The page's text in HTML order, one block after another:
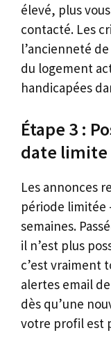
élevé, plus
contacté. Les
l’ancienneté
du logement
handicapées
Étape 3 :
date limite
Les annonces
période limitée
semaines.
il n’est plus
c’est vraiment
alertes email
dès qu’une
votre profil est